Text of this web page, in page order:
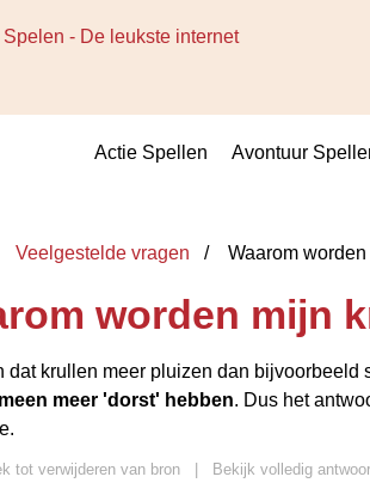
Actie Spellen Avontuur
Veelgestelde vragen Waarom
worden mijn
dat krullen meer pluizen dan bijvoorbeeld
meer 'dorst' hebben. Dus het
tot verwijderen van bron Bekijk volledig